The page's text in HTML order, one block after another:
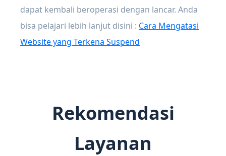
dapat kembali beroperasi dengan lancar. Anda
bisa pelajari lebih lanjut disini : Cara Mengatasi
Website yang Terkena Suspend
Rekomendasi
Layanan